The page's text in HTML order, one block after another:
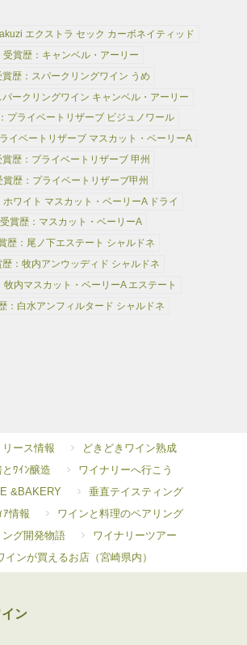
エクストラ セック カーボネイティッド
受賞歴：キャンベル・アーリー
賞歴：スパークリングワイン うめ
ークリングワイン キャンベル・アーリー
プライベートリザーブ ビジュノワール
イベートリザーブ マスカット・ベーリーA
賞歴：プライベートリザーブ 甲州
賞歴：プライベートリザーブ甲州
ホワイト マスカット・ベーリーA ドライ
受賞歴：マスカット・ベーリーA
歴：尾ノ下エステート シャルドネ
歴：牧内アンウッディド シャルドネ
牧内マスカット・ベーリーA エステート
：白水アンフィルタード シャルドネ
ース情報
どきどきワイン熟成
ﾜｲﾝ醸造
ワイナリーへ行こう
&BAKERY
垂直テイスティング
ｱ情報
ワインと料理のペアリング
ング開発物語
ワイナリーツアー
インが買えるお店（宮崎県内）
ン